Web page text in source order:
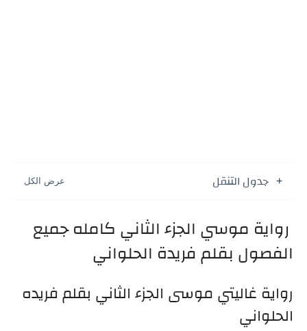
جدول التنقل
رواية موسي الجزء الثاني كامله جميع
الفصول بقلم فريدة الحلواني
رواية غاليتي موسى الجزء الثاني بقلم فريده
الحلواني